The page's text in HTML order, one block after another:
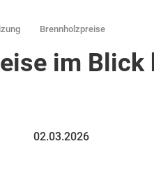
Brennholzpreise
im Blick
02.03.2026